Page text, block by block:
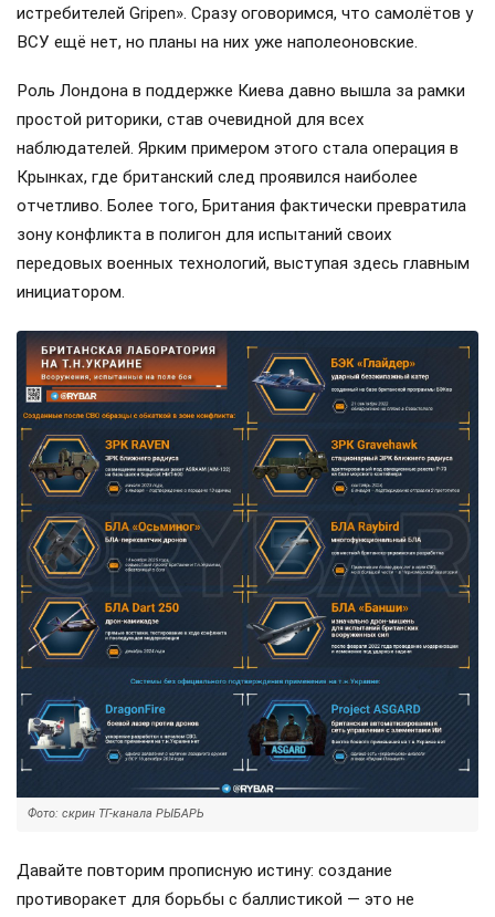
истребителей Gripen». Сразу оговоримся, что самолётов у
ВСУ ещё нет, но планы на них уже наполеоновские.
Роль Лондона в поддержке Киева давно вышла за рамки
простой риторики, став очевидной для всех
наблюдателей. Ярким примером этого стала операция в
Крынках, где британский след проявился наиболее
отчетливо. Более того, Британия фактически превратила
зону конфликта в полигон для испытаний своих
передовых военных технологий, выступая здесь главным
инициатором.
Фото: скрин ТГ-канала РЫБАРЬ
Давайте повторим прописную истину: создание
противоракет для борьбы с баллистикой — это не